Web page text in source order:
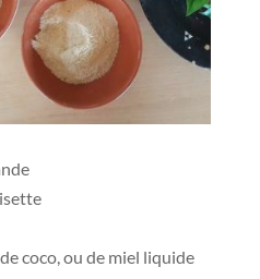
coco, ou de miel liquide